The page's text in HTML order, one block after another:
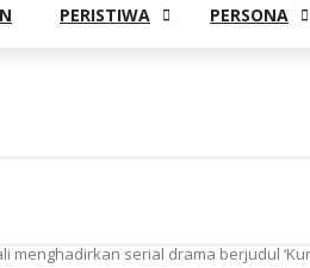
PERISTIWA PERSONA
menghadirkan serial drama berjudul